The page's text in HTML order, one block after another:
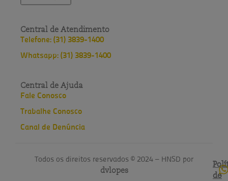
Central de Atendimento
Telefone: (31) 3839-1400
Whatsapp: (31) 3839-1400
Central de Ajuda
Fale Conosco
Trabalhe Conosco
Canal de Denúncia
Todos os direitos reservados © 2024 – HNSD por
dvlopes
de
do